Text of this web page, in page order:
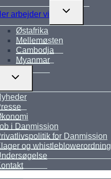
arbejder vi
Skift
Østafrika
Mellemøsten
Cambodja
Myanmar
Skift
i Danmission
for Danmission
og whistleblowerordning